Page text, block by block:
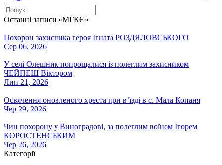
Останні записи «МГКЄ»
Похорон захисника героя Ігната РОЗДЯЛОВСЬКОГО
Сер 06, 2026
У селі Олешник попрощалися із полеглим захисником
ЧЕЙПЕШ Віктором
Лип 21, 2026
Освячення оновленого хреста при вʼїзді в с. Мала Копаня
Чер 29, 2026
Чин похорону у Виноградові, за полеглим воїном Ігорем
КОРОСТЕНСЬКИМ
Чер 26, 2026
Категорії